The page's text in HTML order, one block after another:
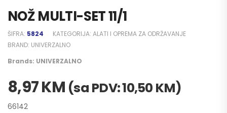
NOŽ MULTI-SET 11/1
ŠIFRA: 5824 KATEGORIJA: ALATI I OPREMA ZA ODRŽAVANJE
BRAND: UNIVERZALNO
Brands: UNIVERZALNO
8,97KM (sa PDV:10,50 KM)
66142